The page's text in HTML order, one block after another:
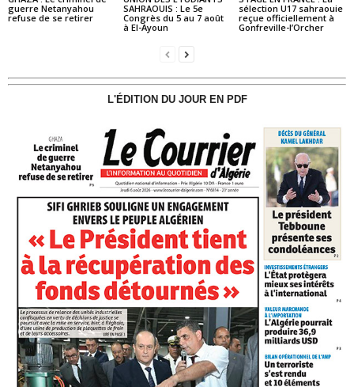
guerre Netanyahou
refuse de se retirer
SAHRAOUIS : Le 5e
Congrès du 5 au 7 août
à El-Ayoun
sélection U17 sahraouie
reçue officiellement à
Gonfreville-l’Orcher
L'ÉDITION DU JOUR EN PDF